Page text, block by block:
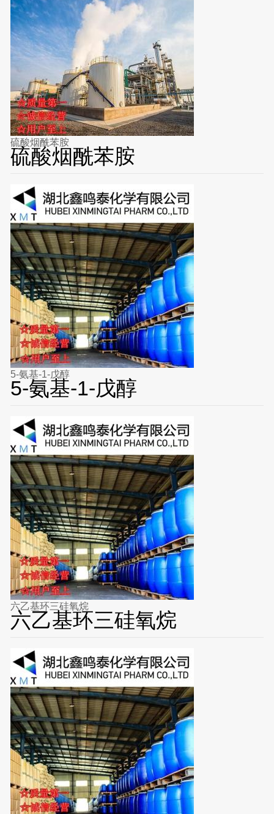
硫酸烟酰苯胺
硫酸烟酰苯胺
5-氨基-1-戊醇
5-氨基-1-戊醇
六乙基环三硅氧烷
六乙基环三硅氧烷